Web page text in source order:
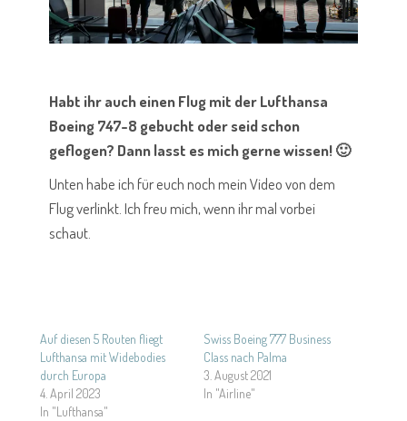
Habt ihr auch einen Flug mit der Lufthansa
Boeing 747-8 gebucht oder seid schon
geflogen? Dann lasst es mich gerne wissen! 🙂
Unten habe ich für euch noch mein Video von dem
Flug verlinkt. Ich freu mich, wenn ihr mal vorbei
schaut.
Auf diesen 5 Routen fliegt
Lufthansa mit Widebodies
durch Europa
4. April 2023
In "Lufthansa"
Swiss Boeing 777 Business
Class nach Palma
3. August 2021
In "Airline"